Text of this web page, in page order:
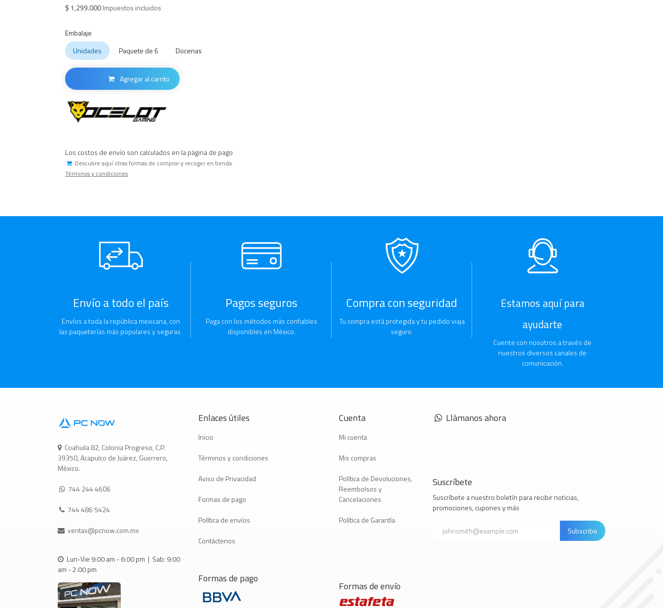
$ 1,299.000Impuestos incluidos
Embalaje
Unidades
Paquete de 6 Docenas
Agregar al carrito
Los costos de envío son calculados en la página de pago
Descubre aquí otras formas de comprar y recoger en tienda.
Términos y condiciones
Envío a todo el país
Envíos a toda la república mexicana, con
las paqueterías más populares y seguras.
Pagos seguros
Paga con los métodos más confiables
disponibles en México.
Compra con seguridad
Tu compra está protegida y tu pedido viaja
seguro.
Estamos aquí para
ayudarte
Cuente con nosotros a través de
nuestros diversos canales de
comunicación.
Coahuila 82, Colonia Progreso, C.P.
39350, Acapulco de Juárez, Guerrero,
México.
744 244 4606
744 486 5424
ventas@pcnow.com.mx
Lun-Vie 9:00 am - 6:00 pm | Sab: 9:00
am - 2:00 pm
Enlaces útiles
Inicio
Términos y condiciones
Aviso de Privacidad
Formas de pago
Política de envíos
Contáctenos
Formas de pago
Cuenta
Mi cuenta
Mis compras
Política de Devoluciones,
Reembolsos y
Cancelaciones
Política de Garantía
Formas de envío
Llámanos ahora
Suscríbete
Suscríbete a nuestro boletín para recibir noticias,
promociones, cupones y más
Subscribe